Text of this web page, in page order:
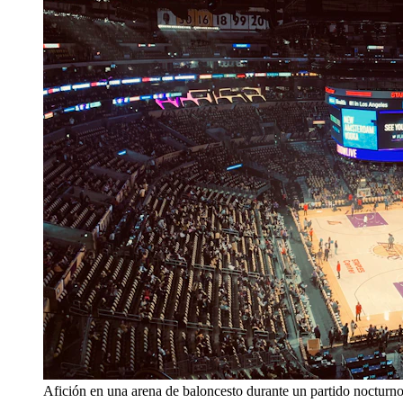
Afición en una arena de baloncesto durante un partido nocturno